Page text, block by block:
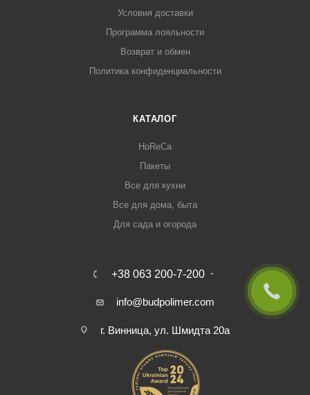
Условия доставки
Программа лояльности
Возврат и обмен
Политика конфиденциальности
КАТАЛОГ
HoReCa
Пакеты
Все для кухни
Все для дома, быта
Для сада и огорода
+38 063 200-7-200
info@budpolimer.com
г. Винница, ул. Шмидта 20а